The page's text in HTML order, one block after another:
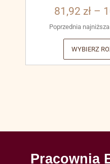
81,92 zł –
Poprzednia
WYBIERZ
Pracownia